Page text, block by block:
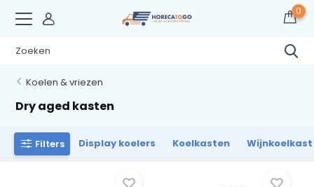
0
Koelen & vriezen
Dry aged kasten
Filters Display koelers Koelkasten Wijnkoelkast